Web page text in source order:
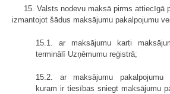
15. Valsts nodevu maksā pirms attiecīgā
izmantojot šādus maksājumu pakalpojumu
15.1. ar maksājumu karti
terminālī Uzņēmumu reģistrā;
15.2. ar maksājumu pakalpojumu
kuram ir tiesības sniegt maksājumu